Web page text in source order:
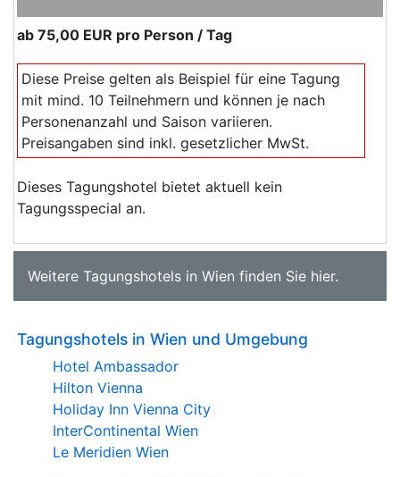
ab 75,00 EUR pro Person / Tag
Diese Preise gelten als Beispiel für eine Tagung
mit mind. 10 Teilnehmern und können je nach
Personenanzahl und Saison variieren.
Preisangaben sind inkl. gesetzlicher MwSt.
Dieses Tagungshotel bietet aktuell kein
Tagungsspecial an.
Weitere Tagungshotels in Wien finden Sie hier.
Tagungshotels in Wien und Umgebung
Hotel Ambassador
Hilton Vienna
Holiday Inn Vienna City
InterContinental Wien
Le Meridien Wien